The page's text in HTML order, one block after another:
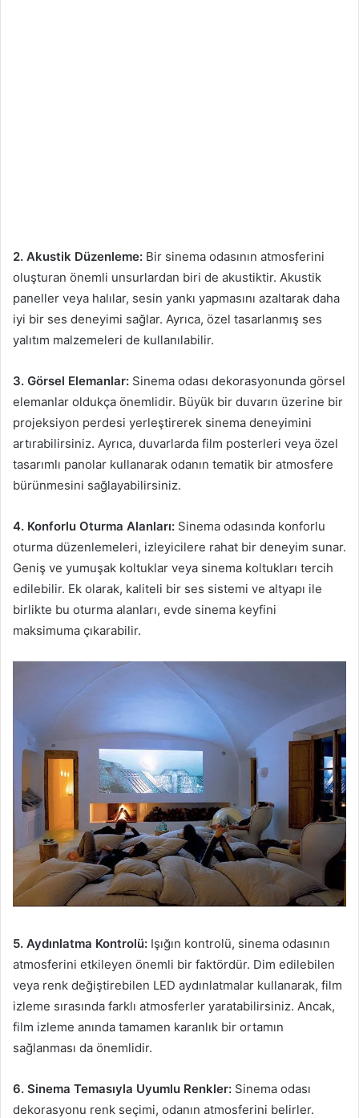
2. Akustik Düzenleme: Bir sinema odasının atmosferini
oluşturan önemli unsurlardan biri de akustiktir. Akustik
paneller veya halılar, sesin yankı yapmasını azaltarak daha
iyi bir ses deneyimi sağlar. Ayrıca, özel tasarlanmış ses
yalıtım malzemeleri de kullanılabilir.
3. Görsel Elemanlar: Sinema odası dekorasyonunda görsel
elemanlar oldukça önemlidir. Büyük bir duvarın üzerine bir
projeksiyon perdesi yerleştirerek sinema deneyimini
artırabilirsiniz. Ayrıca, duvarlarda film posterleri veya özel
tasarımlı panolar kullanarak odanın tematik bir atmosfere
bürünmesini sağlayabilirsiniz.
4. Konforlu Oturma Alanları: Sinema odasında konforlu
oturma düzenlemeleri, izleyicilere rahat bir deneyim sunar.
Geniş ve yumuşak koltuklar veya sinema koltukları tercih
edilebilir. Ek olarak, kaliteli bir ses sistemi ve altyapı ile
birlikte bu oturma alanları, evde sinema keyfini
maksimuma çıkarabilir.
5. Aydınlatma Kontrolü: Işığın kontrolü, sinema odasının
atmosferini etkileyen önemli bir faktördür. Dim edilebilen
veya renk değiştirebilen LED aydınlatmalar kullanarak, film
izleme sırasında farklı atmosferler yaratabilirsiniz. Ancak,
film izleme anında tamamen karanlık bir ortamın
sağlanması da önemlidir.
6. Sinema Temasıyla Uyumlu Renkler: Sinema odası
dekorasyonu renk seçimi, odanın atmosferini belirler.